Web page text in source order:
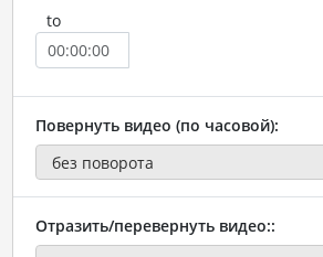
to
Повернуть видео (по часовой):
Отразить/перевернуть видео::